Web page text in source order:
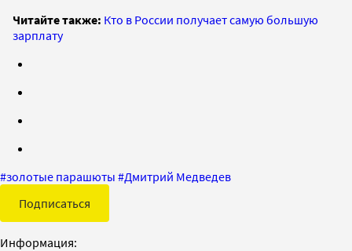
Читайте также: Кто в России получает самую большую
зарплату
#золотые парашюты #Дмитрий Медведев
Подписаться
Информация: